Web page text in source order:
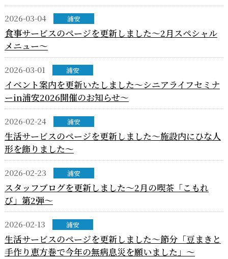
2026-03-04 浦安
食事サービスのページを更新しました～2月スペシャル
メニュー～
2026-03-01 浦安
イベント案内を更新いたしました～シニアライフセミナ
ーin浦安2026開催のお知らせ～
2026-02-24 浦安
生活サービスのページを更新しました～施設内にひな人
形を飾りました～
2026-02-23 浦安
スタッフブログを更新しました～2月の喫茶「こもれ
び」第2弾～
2026-02-13 浦安
生活サービスのページを更新しました～節分「豆まきと
手作り恵方巻で今年の無病息災を願いました」～